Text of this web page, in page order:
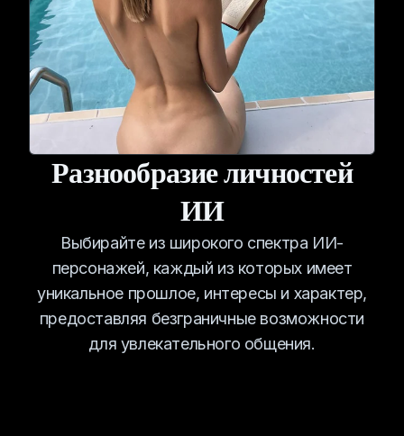
Разнообразие личностей
ИИ
Выбирайте из широкого спектра ИИ-
персонажей, каждый из которых имеет
уникальное прошлое, интересы и характер,
предоставляя безграничные возможности
для увлекательного общения.